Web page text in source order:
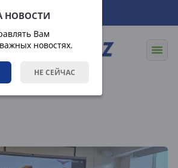
НОВОСТИ
Вам
новостях.
НЕ СЕЙЧАС